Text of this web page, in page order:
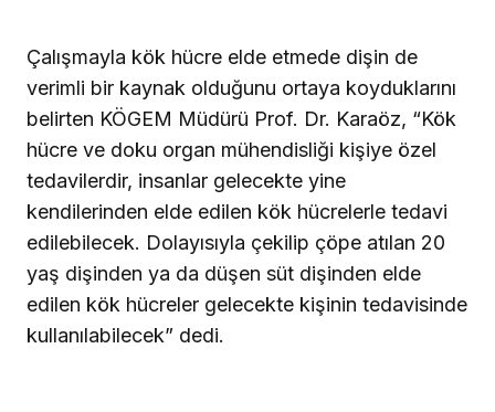
Çalışmayla kök hücre elde etmede dişin de
verimli bir kaynak olduğunu ortaya koyduklarını
belirten KÖGEM Müdürü Prof. Dr. Karaöz, “Kök
hücre ve doku organ mühendisliği kişiye özel
tedavilerdir, insanlar gelecekte yine
kendilerinden elde edilen kök hücrelerle tedavi
edilebilecek. Dolayısıyla çekilip çöpe atılan 20
yaş dişinden ya da düşen süt dişinden elde
edilen kök hücreler gelecekte kişinin tedavisinde
kullanılabilecek” dedi.